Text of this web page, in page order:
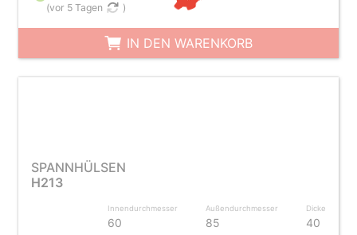
(vor 5 Tagen )
IN DEN WARENKORB
SPANNHÜLSEN
H213
Innendurchmesser
60
Außendurchmesser
85
Dicke
40